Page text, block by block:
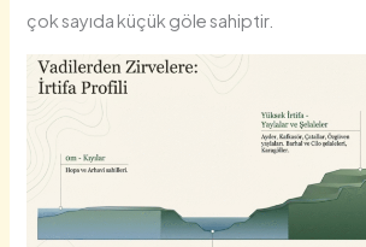
çok sayıda küçük göle sahiptir.